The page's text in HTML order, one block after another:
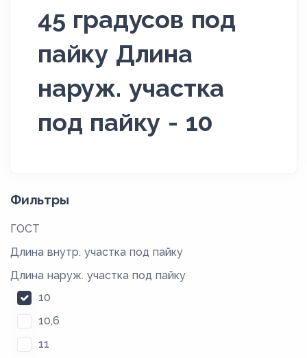
45 градусов под
пайку Длина
наруж. участка
под пайку - 10
Фильтры
ГОСТ
Длина внутр. участка под пайку
Длина наруж. участка под пайку
10
10,6
11